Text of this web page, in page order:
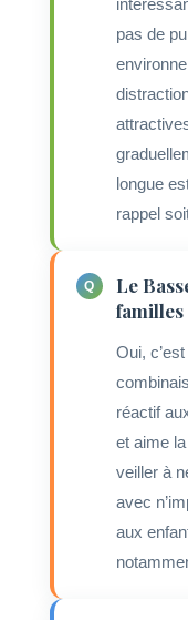
pas de
longue
rappel
Le
familles
Oui,
réactif
et aime
veiller à
avec
aux